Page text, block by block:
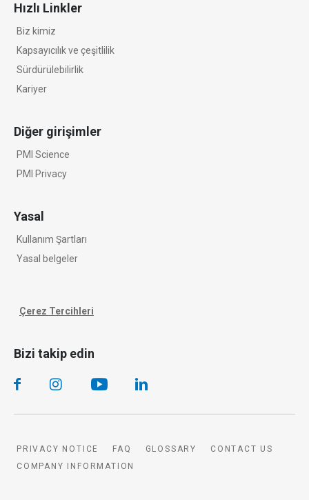
Hızlı Linkler
Biz kimiz
Kapsayıcılık ve çeşitlilik
Sürdürülebilirlik
Kariyer
Diğer girişimler
PMI Science
PMI Privacy
Yasal
Kullanım Şartları
Yasal belgeler
Çerez Tercihleri
Bizi takip edin
PRIVACY NOTICE FAQ GLOSSARY
CONTACT US
COMPANY INFORMATION